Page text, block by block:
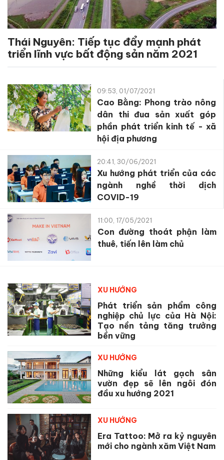
Thái Nguyên: Tiếp tục đẩy mạnh phát
triển lĩnh vực bất động sản năm 2021
09:53, 01/07/2021
Cao Bằng: Phong trào nông
dân thi đua sản xuất góp
phần phát triển kinh tế - xã
hội địa phương
20:41, 30/06/2021
Xu hướng phát triển của các
ngành nghề thời dịch
COVID-19
11:00, 17/05/2021
Con đường thoát phận làm
thuê, tiến lên làm chủ
XU HƯỚNG
Phát triển sản phẩm công
nghiệp chủ lực của Hà Nội:
Tạo nền tảng tăng trưởng
bền vững
XU HƯỚNG
Những kiểu lát gạch sân
vườn đẹp sẽ lên ngôi đón
đầu xu hướng 2021
XU HƯỚNG
Era Tattoo: Mở ra kỷ nguyên
mới cho ngành xăm Việt Nam